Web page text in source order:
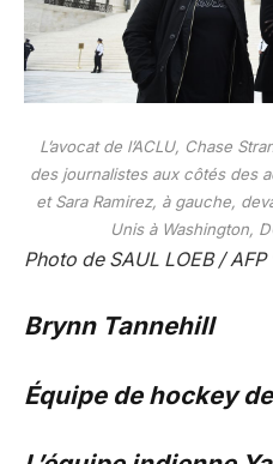
L’avocat de l’ACLU, Chase
des journalistes aux côtés des
et Sara Ramirez, à gauche,
Unis à Washington,
Photo de SAUL LOEB /
Brynn Tannehill
Équipe de hockey